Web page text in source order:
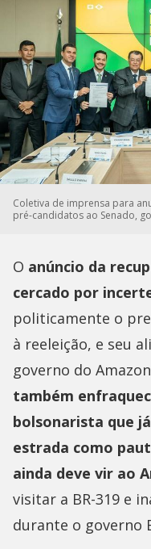
Coletiva de imprensa para
pré-candidatos ao Senado,
O anúncio da
cercado por
politicamente o
à reeleição, e seu
governo do
também
bolsonarista que
estrada como
ainda deve vir ao
visitar a BR-319 e
durante o governo